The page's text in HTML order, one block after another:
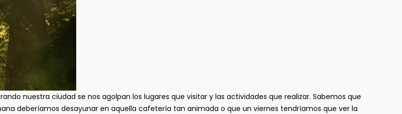
nuestra ciudad se nos agolpan los lugares que visitar y las actividades que realizar. Sabemos que
deberíamos desayunar en aquella cafetería tan animada o que un viernes tendríamos que ver la